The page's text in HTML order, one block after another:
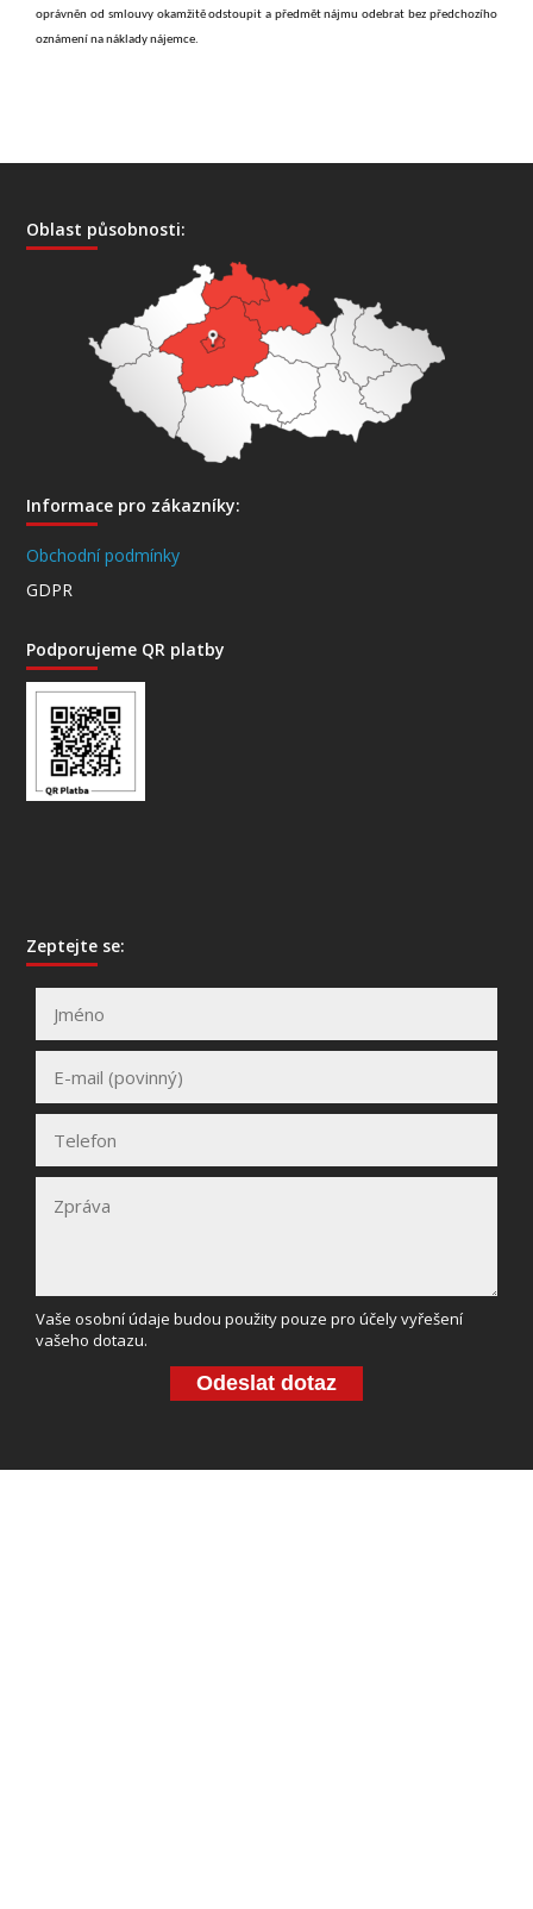
oprávněn od smlouvy okamžitě odstoupit a předmět nájmu odebrat bez předchozího
oznámení na náklady nájemce.
Oblast působnosti:
Informace pro zákazníky:
Obchodní podmínky
GDPR
Podporujeme QR platby
Zeptejte se:
Vaše osobní údaje budou použity pouze pro účely vyřešení
vašeho dotazu.
Odeslat dotaz